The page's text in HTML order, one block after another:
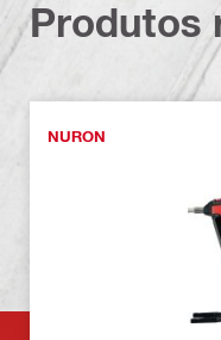
Produtos
NURON